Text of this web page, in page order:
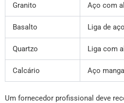
Granito Aço com
Basalto Liga de aço
Quartzo Liga com
Calcário Aço
Um fornecedor profissional deve